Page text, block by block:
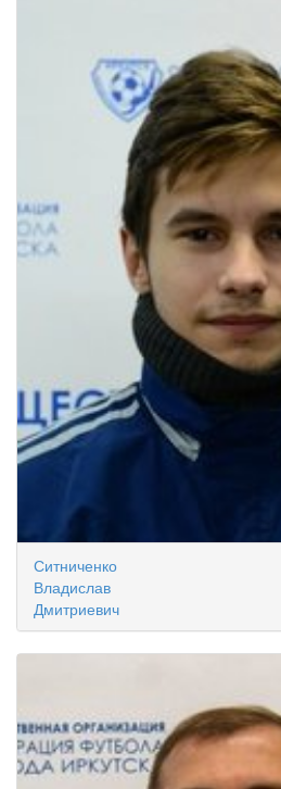
Ситниченко
Владислав
Дмитриевич